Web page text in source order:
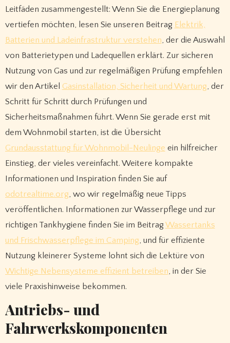
Leitfäden zusammengestellt: Wenn Sie die Energieplanung
vertiefen möchten, lesen Sie unseren Beitrag Elektrik,
Batterien und Ladeinfrastruktur verstehen , der die Auswahl
von Batterietypen und Ladequellen erklärt. Zur sicheren
Nutzung von Gas und zur regelmäßigen Prüfung empfehlen
wir den Artikel Gasinstallation, Sicherheit und Wartung , der
Schritt für Schritt durch Prüfungen und
Sicherheitsmaßnahmen führt. Wenn Sie gerade erst mit
dem Wohnmobil starten, ist die Übersicht
Grundausstattung für Wohnmobil-Neulinge ein hilfreicher
Einstieg, der vieles vereinfacht. Weitere kompakte
Informationen und Inspiration finden Sie auf
odotrealtime.org , wo wir regelmäßig neue Tipps
veröffentlichen. Informationen zur Wasserpflege und zur
richtigen Tankhygiene finden Sie im BeitragWassertanks
und Frischwasserpflege im Camping , und für effiziente
Nutzung kleinerer Systeme lohnt sich die Lektüre von
Wichtige Nebensysteme effizient betreiben , in der Sie
viele Praxishinweise bekommen.
Antriebs- und
Fahrwerkskomponenten